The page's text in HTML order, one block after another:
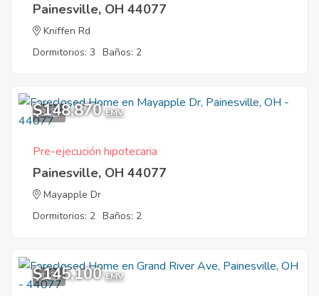
Painesville, OH 44077
Kniffen Rd
Dormitorios: 3 Baños: 2
8
$148,870 EMV
Pre-ejecución hipotecaria
Painesville, OH 44077
Mayapple Dr
Dormitorios: 2 Baños: 2
1
$145,100 EMV